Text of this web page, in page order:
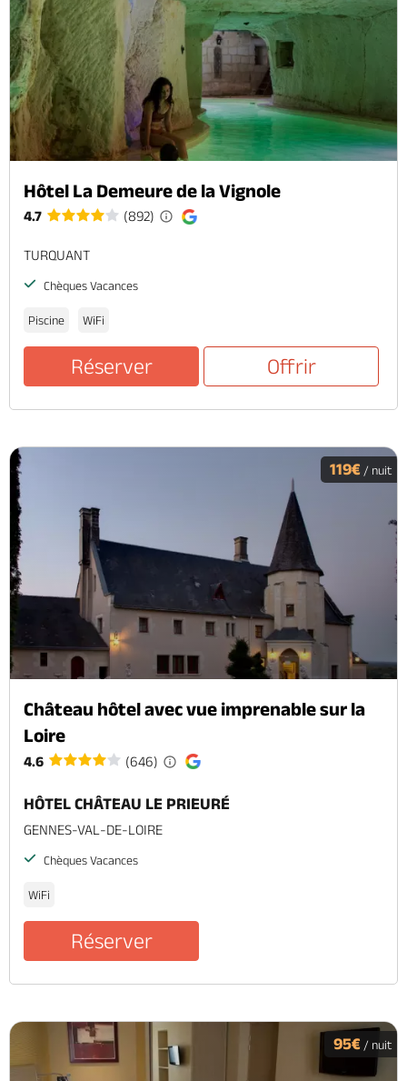
Hôtel La Demeure de la Vignole
4.7 (892)
TURQUANT
Chèques Vacances
Piscine WiFi
Réserver Offrir
119€ / nuit
Château hôtel avec vue imprenable sur la
Loire
4.6 (646)
HÔTEL CHÂTEAU LE PRIEURÉ
GENNES-VAL-DE-LOIRE
Chèques Vacances
WiFi
Réserver
95€ / nuit